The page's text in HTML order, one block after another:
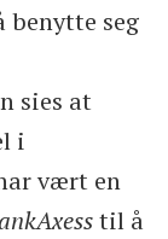
benytte seg
sies at
i
vært en
til å